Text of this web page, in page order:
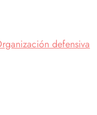
defensiva